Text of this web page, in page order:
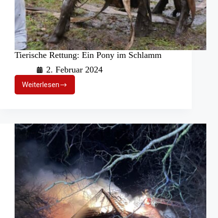
Tierische Rettung: Ein Pony im Schlamm
2. Februar 2024
Weiterlesen
Tierische
Rettung:
im
Schlamm